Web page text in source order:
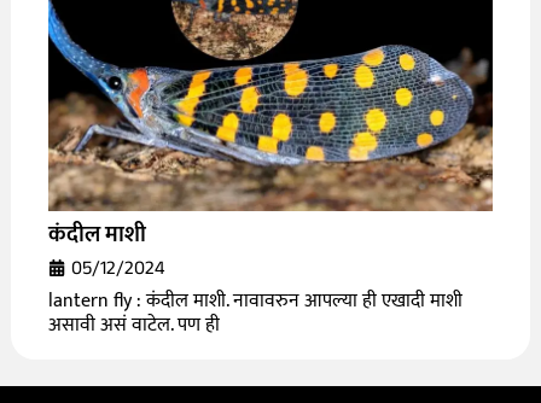
कंदील माशी
05/12/2024
lantern fly : कंदील माशी. नावावरुन आपल्या ही एखादी माशी
असावी असं वाटेल. पण ही